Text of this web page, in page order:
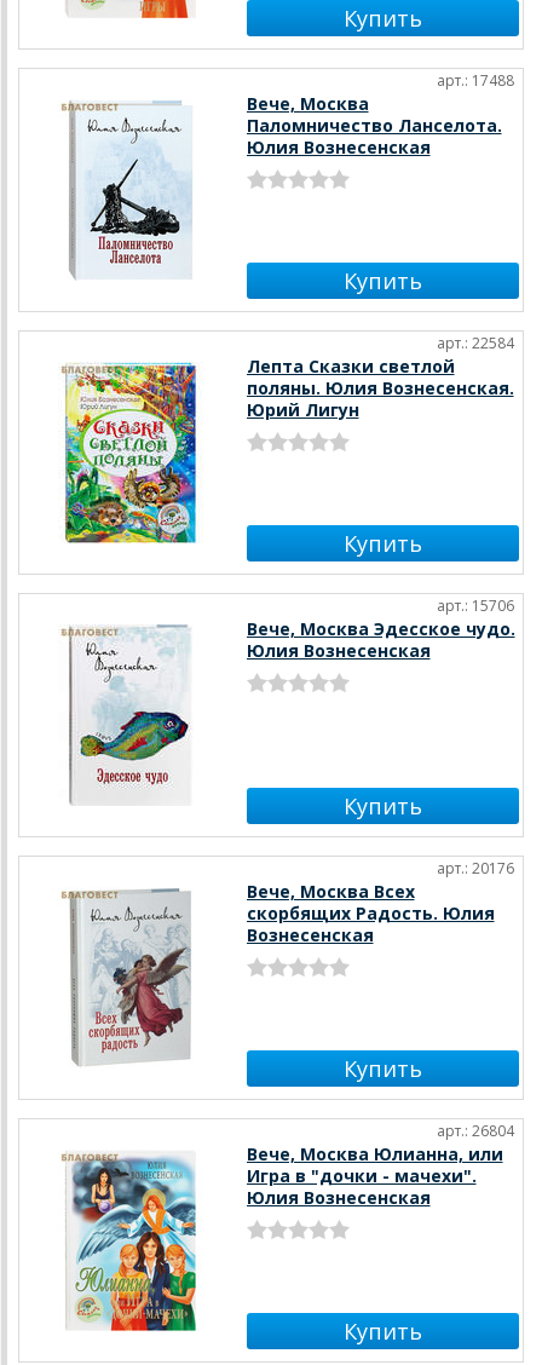
арт.: 17488
Вече, Москва
Паломничество Ланселота.
Юлия Вознесенская
арт.: 22584
Лепта Сказки светлой
поляны. Юлия Вознесенская.
Юрий Лигун
арт.: 15706
Вече, Москва Эдесское чудо.
Юлия Вознесенская
арт.: 20176
Вече, Москва Всех
скорбящих Радость. Юлия
Вознесенская
арт.: 26804
Вече, Москва Юлианна, или
Игра в "дочки - мачехи".
Юлия Вознесенская